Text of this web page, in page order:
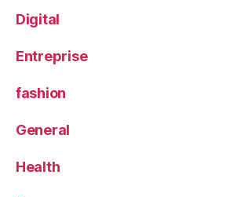
Digital
Entreprise
fashion
General
Health